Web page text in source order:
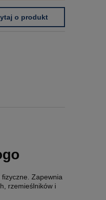
o produkt
Zapewnia
rzemieślników i